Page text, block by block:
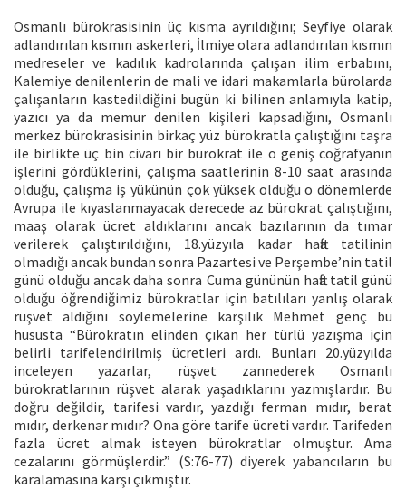
Osmanlı bürokrasisinin üç kısma ayrıldığını; Seyfiye olarak
adlandırılan kısmın askerleri, İlmiye olara adlandırılan kısmın
medreseler ve kadılık kadrolarında çalışan ilim erbabını,
Kalemiye denilenlerin de mali ve idari makamlarla bürolarda
çalışanların kastedildiğini bugün ki bilinen anlamıyla katip,
yazıcı ya da memur denilen kişileri kapsadığını, Osmanlı
merkez bürokrasisinin birkaç yüz bürokratla çalıştığını taşra
ile birlikte üç bin civarı bir bürokrat ile o geniş coğrafyanın
işlerini gördüklerini, çalışma saatlerinin 8-10 saat arasında
olduğu, çalışma iş yükünün çok yüksek olduğu o dönemlerde
Avrupa ile kıyaslanmayacak derecede az bürokrat çalıştığını,
maaş olarak ücret aldıklarını ancak bazılarının da tımar
verilerek çalıştırıldığını, 18.yüzyıla kadar hafta tatilinin
olmadığı ancak bundan sonra Pazartesi ve Perşembe’nin tatil
günü olduğu ancak daha sonra Cuma gününün hafta tatil günü
olduğu öğrendiğimiz bürokratlar için batılıları yanlış olarak
rüşvet aldığını söylemelerine karşılık Mehmet genç bu
hususta “Bürokratın elinden çıkan her türlü yazışma için
belirli tarifelendirilmiş ücretleri ardı. Bunları 20.yüzyılda
inceleyen yazarlar, rüşvet zannederek Osmanlı
bürokratlarının rüşvet alarak yaşadıklarını yazmışlardır. Bu
doğru değildir, tarifesi vardır, yazdığı ferman mıdır, berat
mıdır, derkenar mıdır? Ona göre tarife ücreti vardır. Tarifeden
fazla ücret almak isteyen bürokratlar olmuştur. Ama
cezalarını görmüşlerdir.” (S:76-77) diyerek yabancıların bu
karalamasına karşı çıkmıştır.